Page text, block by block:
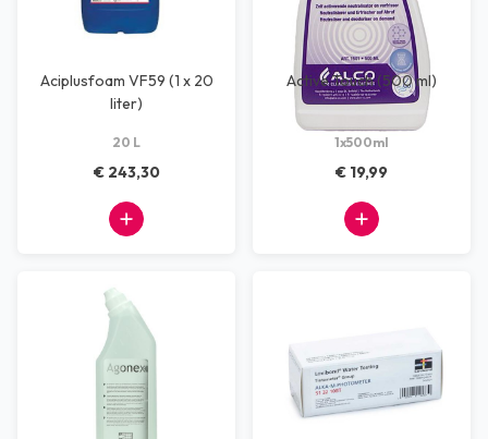
Aciplusfoam VF59 (1 x 20
liter)
20 L
€ 243,30
Active Touch (500 ml)
1x500ml
€ 19,99